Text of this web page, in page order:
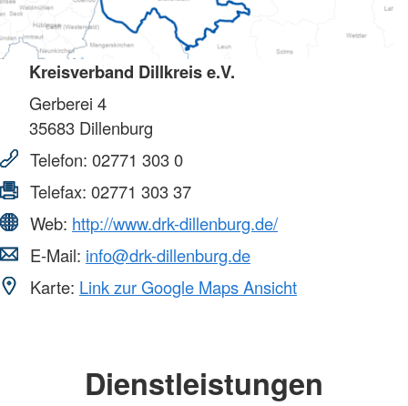
Kreisverband Dillkreis e.V.
Gerberei 4
35683 Dillenburg
Telefon: 02771 303 0
Telefax: 02771 303 37
Web: http://www.drk-dillenburg.de/
E-Mail: info@drk-dillenburg.de
Karte: Link zur Google Maps Ansicht
Dienstleistungen